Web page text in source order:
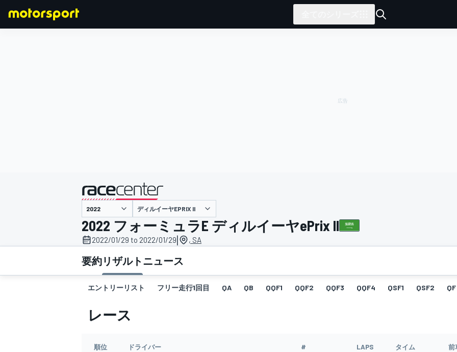
スーパーフォーミュラ
主催
ディルイーヤEPRIX II
2022 フォーミュラE ディルイーヤePrix II
2022/01/29 to 2022/01/29| , SA
要約リザルト ニュース
エントリーリスト フリー走行1回目 QA QB QQF1 QQF2 QQF3 QQF4 QSF1 QSF2 QF
レース
順位 ドライバー # LAPS タイム 前